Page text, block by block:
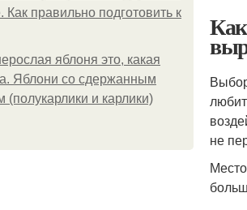
Как правильно подготовить к
яблоня это, какая
Яблони со сдержанным
(полукарлики и карлики)
не